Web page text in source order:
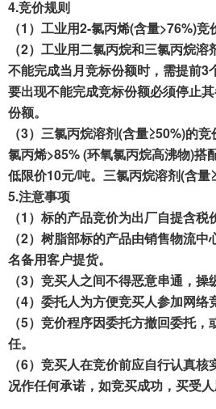
4.竞价规则
（1）工业用2-氯丙烯(含量>76%)竞
（2）工业用二氯丙烷和三氯丙烷
不能完成当月竞标份额时，需提前3
要出现不能完成竞标份额必须停止
份额。
（3） 三氯丙烷溶剂(含量≥50%)的竞
氯丙烯>85% (环氧氯丙烷高沸物)搭
低限价10元/吨。三氯丙烷溶剂(含
5.注意事项
（1）标的产品竞价为出厂自提含税
（2）树脂部标的产品由销售物流中
名备用客户提货。
（3）竞买人之间不得恶意串通，
（4）委托人为方便竞买人参加网
（5）竞价程序因委托方撤回委托
任。
（6）竞买人在竞价前应自行认真
况作任何承诺，如竞买成功，买受人